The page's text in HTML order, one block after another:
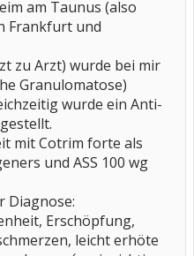
am Taunus (also
Frankfurt und
zu Arzt) wurde bei mir
Granulomatose)
wurde ein Anti-
mit Cotrim forte als
und ASS 100 wg
Diagnose:
Erschöpfung,
leicht erhöte